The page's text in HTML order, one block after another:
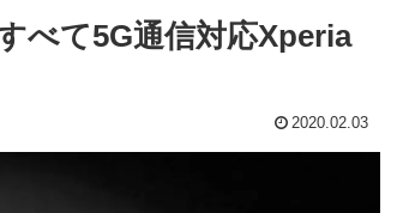
べて5G通信対応Xperia
2020.02.03